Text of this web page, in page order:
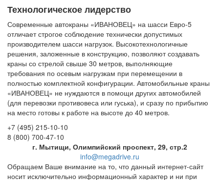
Технологическое лидерство
Современные автокраны «ИВАНОВЕЦ» на шасси Евро-5
отличает строгое соблюдение технически допустимых
производителем шасси нагрузок. Высокотехнологичные
решения, заложенные в конструкцию, позволяют создавать
краны со стрелой свыше 30 метров, выполняющие
требования по осевым нагрузкам при перемещении в
полностью комплектной конфигурации. Автомобильные краны
«ИВАНОВЕЦ» не нуждаются в помощи других автомобилей
(для перевозки противовеса или гуська), и сразу по прибытию
на место готовы к работе на высоте до 40 метров.
+7 (495) 215-10-10
8 (800) 700-47-10
г. Мытищи, Олимпийский проспект, 29, стр.2
info@megadrive.ru
Обращаем Ваше внимание на то, что данный интернет-сайт
носит исключительно информационный характер и ни при